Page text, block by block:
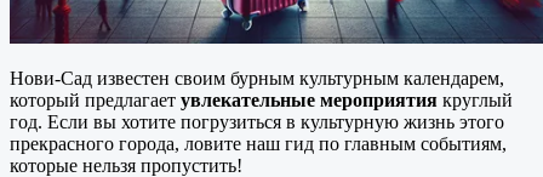
Нови-Сад известен своим бурным культурным календарем,
который предлагает увлекательные мероприятия круглый
год. Если вы хотите погрузиться в культурную жизнь этого
прекрасного города, ловите наш гид по главным событиям,
которые нельзя пропустить!